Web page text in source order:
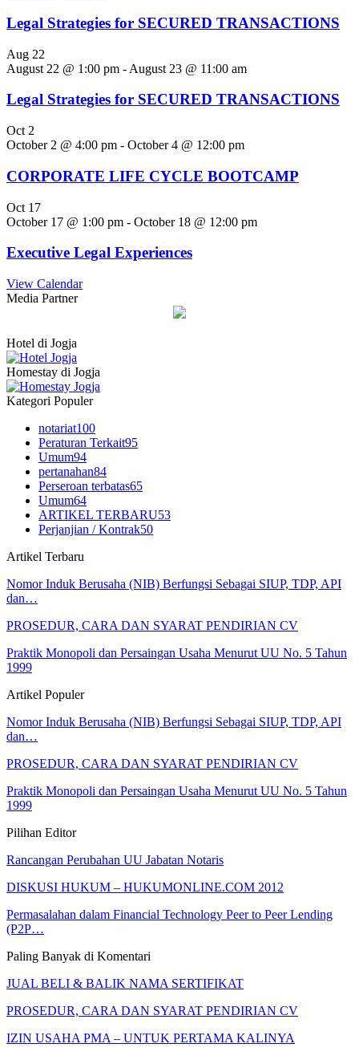
Legal Strategies for SECURED TRANSACTIONS
Aug 22
August 22 @ 1:00 pm - August 23 @ 11:00 am
Legal Strategies for SECURED TRANSACTIONS
Oct 2
October 2 @ 4:00 pm - October 4 @ 12:00 pm
CORPORATE LIFE CYCLE BOOTCAMP
Oct 17
October 17 @ 1:00 pm - October 18 @ 12:00 pm
Executive Legal Experiences
View Calendar
Media Partner
Hotel di Jogja
Homestay di Jogja
Kategori Populer
notariat100
Peraturan Terkait95
Umum94
pertanahan84
Perseroan terbatas65
Umum64
ARTIKEL TERBARU53
Perjanjian / Kontrak50
Artikel Terbaru
Nomor Induk Berusaha (NIB) Berfungsi Sebagai SIUP, TDP, API
dan…
PROSEDUR, CARA DAN SYARAT PENDIRIAN CV
Praktik Monopoli dan Persaingan Usaha Menurut UU No. 5 Tahun
1999
Artikel Populer
Nomor Induk Berusaha (NIB) Berfungsi Sebagai SIUP, TDP, API
dan…
PROSEDUR, CARA DAN SYARAT PENDIRIAN CV
Praktik Monopoli dan Persaingan Usaha Menurut UU No. 5 Tahun
1999
Pilihan Editor
Rancangan Perubahan UU Jabatan Notaris
DISKUSI HUKUM – HUKUMONLINE.COM 2012
Permasalahan dalam Financial Technology Peer to Peer Lending
(P2P…
Paling Banyak di Komentari
JUAL BELI & BALIK NAMA SERTIFIKAT
PROSEDUR, CARA DAN SYARAT PENDIRIAN CV
IZIN USAHA PMA – UNTUK PERTAMA KALINYA